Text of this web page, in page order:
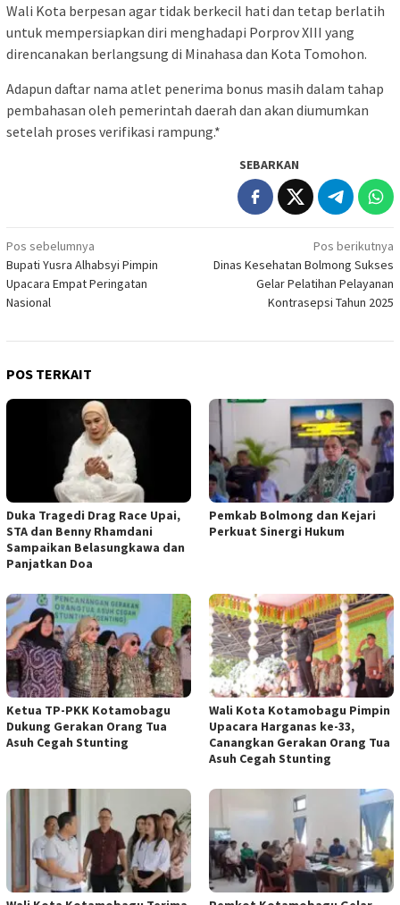
Wali Kota berpesan agar tidak berkecil hati dan tetap berlatih
untuk mempersiapkan diri menghadapi Porprov XIII yang
direncanakan berlangsung di Minahasa dan Kota Tomohon.
Adapun daftar nama atlet penerima bonus masih dalam tahap
pembahasan oleh pemerintah daerah dan akan diumumkan
setelah proses verifikasi rampung.*
SEBARKAN
Navigasi
pos
Pos sebelumnya
Bupati Yusra Alhabsyi Pimpin
Upacara Empat Peringatan
Nasional
Pos berikutnya
Dinas Kesehatan Bolmong Sukses
Gelar Pelatihan Pelayanan
Kontrasepsi Tahun 2025
POS TERKAIT
Duka Tragedi Drag Race Upai,
STA dan Benny Rhamdani
Sampaikan Belasungkawa dan
Panjatkan Doa
Pemkab Bolmong dan Kejari
Perkuat Sinergi Hukum
Ketua TP-PKK Kotamobagu
Dukung Gerakan Orang Tua
Asuh Cegah Stunting
Wali Kota Kotamobagu Pimpin
Upacara Harganas ke-33,
Canangkan Gerakan Orang Tua
Asuh Cegah Stunting